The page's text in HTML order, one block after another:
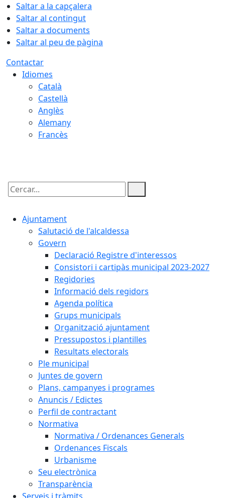
Saltar a la capçalera
Saltar al contingut
Saltar a documents
Saltar al peu de pàgina
Contactar
Idiomes
Català
Castellà
Anglès
Alemany
Francès
Cercar:
Ajuntament
Salutació de l'alcaldessa
Govern
Declaració Registre d'interessos
Consistori i cartipàs municipal 2023-2027
Regidories
Informació dels regidors
Agenda política
Grups municipals
Organització ajuntament
Pressupostos i plantilles
Resultats electorals
Ple municipal
Juntes de govern
Plans, campanyes i programes
Anuncis / Edictes
Perfil de contractant
Normativa
Normativa / Ordenances Generals
Ordenances Fiscals
Urbanisme
Seu electrònica
Transparència